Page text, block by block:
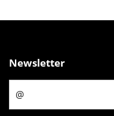
Newsletter